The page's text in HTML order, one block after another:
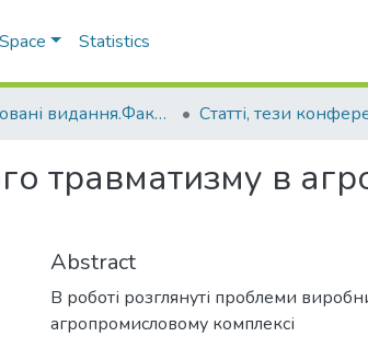
Statistics
Друковані видання.Факультет інженерно-технологічний
травматизму в
Abstract
В роботі розглянуті проблеми
агропромисловому комплексі